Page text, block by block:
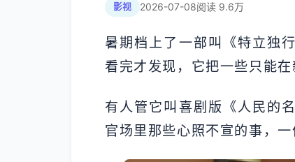
影视 2026-07-08阅读 9.6万
暑期档上了一部叫《特立独
看完才发现，它把一些只能
有人管它叫喜剧版《人民的
官场里那些心照不宣的事，一